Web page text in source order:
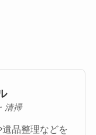
清掃
品整理などを